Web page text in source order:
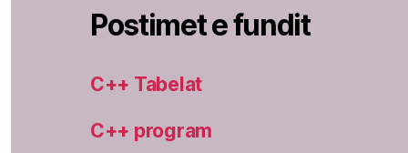
Postimet e fundit
C++ Tabelat
C++ program